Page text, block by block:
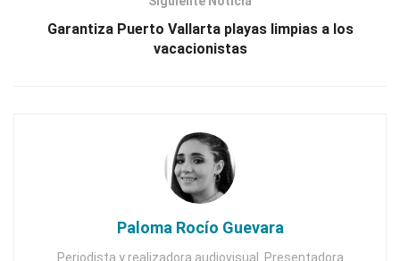
Garantiza Puerto Vallarta playas limpias a los
vacacionistas
Paloma Rocío Guevara
Periodista y realizadora audiovisual. Presentadora